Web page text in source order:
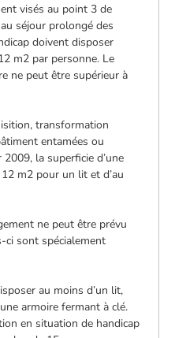
visés au point 3 de
séjour prolongé des
doivent disposer
m2 par personne. Le
ne peut être supérieur à
transformation
entamées ou
la superficie d’une
m2 pour un lit et d’au
ne peut être prévu
ci sont spécialement
au moins d’un lit,
armoire fermant à clé.
en situation de handicap